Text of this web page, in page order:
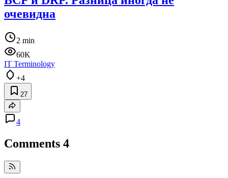
очевидна
2 min
60K
IT Terminology
+4
27
4
Comments 4